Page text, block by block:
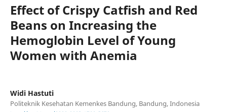
Effect of Crispy Catfish and Red
Beans on Increasing the
Hemoglobin Level of Young
Women with Anemia
Widi Hastuti
Politeknik Kesehatan Kemenkes Bandung, Bandung, Indonesia